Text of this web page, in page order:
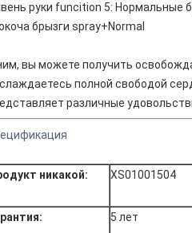
руки funcition 5: Нормальные
брызги spray+Normal
вы можете получить
полной свободой
различные
никакой: XS01001504
5 лет